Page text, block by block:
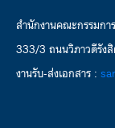
สำนักงานคณะกรรมก
333/3 ถนนวิภาวดีรัง
งานรับ-ส่งเอกสาร :